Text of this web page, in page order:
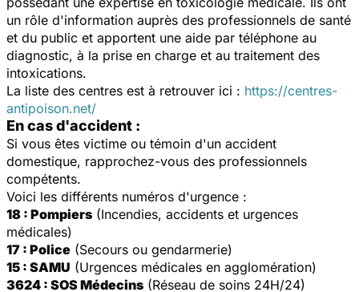
un rôle d'information auprès des professionnels de santé
et du public et apportent une aide par téléphone au
diagnostic, à la prise en charge et au traitement des
intoxications.
La liste des centres est à retrouver ici : https://centres-
antipoison.net/
En cas d'accident :
Si vous êtes victime ou témoin d'un accident
domestique, rapprochez-vous des professionnels
compétents.
Voici les différents numéros d'urgence :
18 : Pompiers (Incendies, accidents et urgences
médicales)
17 : Police (Secours ou gendarmerie)
15 : SAMU (Urgences médicales en agglomération)
3624 : SOS Médecins (Réseau de soins 24H/24)